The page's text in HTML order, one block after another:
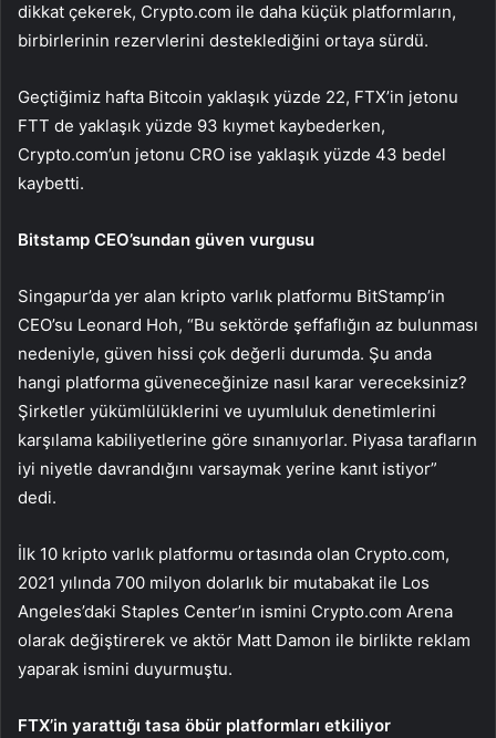
dikkat çekerek, Crypto.com ile daha küçük platformların,
birbirlerinin rezervlerini desteklediğini ortaya sürdü.
Geçtiğimiz hafta Bitcoin yaklaşık yüzde 22, FTX’in jetonu
FTT de yaklaşık yüzde 93 kıymet kaybederken,
Crypto.com’un jetonu CRO ise yaklaşık yüzde 43 bedel
kaybetti.
Bitstamp CEO’sundan güven vurgusu
Singapur’da yer alan kripto varlık platformu BitStamp’in
CEO’su Leonard Hoh, “Bu sektörde şeffaflığın az bulunması
nedeniyle, güven hissi çok değerli durumda. Şu anda
hangi platforma güveneceğinize nasıl karar vereceksiniz?
Şirketler yükümlülüklerini ve uyumluluk denetimlerini
karşılama kabiliyetlerine göre sınanıyorlar. Piyasa tarafların
iyi niyetle davrandığını varsaymak yerine kanıt istiyor”
dedi.
İlk 10 kripto varlık platformu ortasında olan Crypto.com,
2021 yılında 700 milyon dolarlık bir mutabakat ile Los
Angeles’daki Staples Center’ın ismini Crypto.com Arena
olarak değiştirerek ve aktör Matt Damon ile birlikte reklam
yaparak ismini duyurmuştu.
FTX’in yarattığı tasa öbür platformları etkiliyor